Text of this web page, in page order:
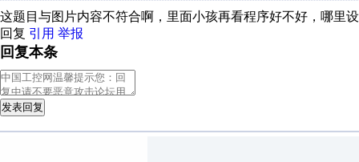
这题目与图片内容不符合啊，里面小孩再看程序好不好，哪里
回复 引用 举报
回复本条
发表回复